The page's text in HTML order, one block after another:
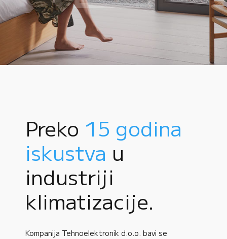
Preko 15 godina
iskustva u
industriji
klimatizacije.
Kompanija Tehnoelektronik d.o.o. bavi se